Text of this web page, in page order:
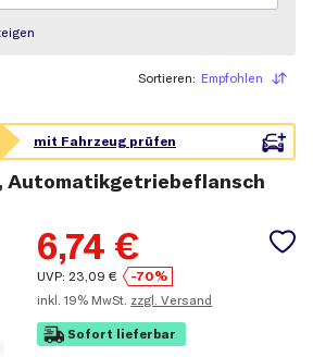
Empfohlen
Sortieren
Automatikgetriebeflansch
6,74 €
UVP:23,09 €
-70%
inkl. 19% MwSt. zzgl. Versand
Sofort lieferbar